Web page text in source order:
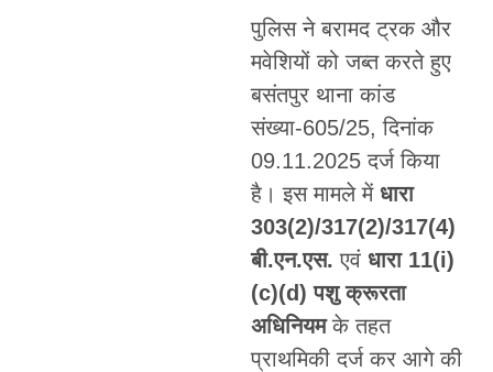
पुलिस ने बरामद ट्रक और
मवेशियों को जब्त करते हुए
बसंतपुर थाना कांड
संख्या-605/25, दिनांक
09.11.2025 दर्ज किया
है। इस मामले में धारा
303(2)/317(2)/317(4)
बी.एन.एस. एवं धारा 11(i)
(c)(d) पशु क्रूरता
अधिनियमके तहत
प्राथमिकी दर्ज कर आगे की